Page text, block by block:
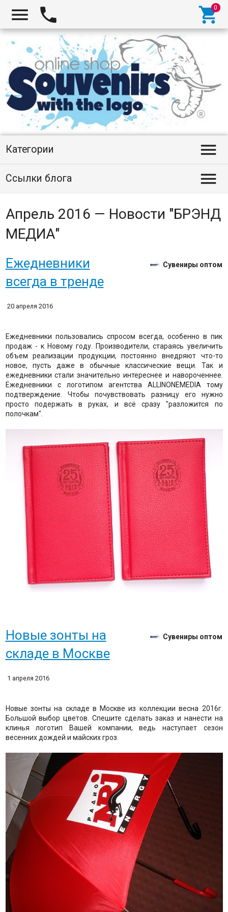
  
Категории 
Ссылки блога 
Апрель 2016 — Новости "БРЭНД
МЕДИА"
Ежедневники
всегда в тренде
Сувениры оптом
20 апреля 2016
Ежедневники пользовались спросом всегда, особенно в пик
продаж - к Новому году. Производители, стараясь увеличить
объем реализации продукции, постоянно внедряют что-то
новое, пусть даже в обычные классические вещи. Так и
ежедневники стали значительно интереснее и навороченнее.
Ежедневники с логотипом агентства ALLINONEMEDIA тому
подтверждение. Чтобы почувствовать разницу его нужно
просто подержать в руках, и всё сразу "разложится по
полочкам".
Новые зонты на
складе в Москве
Сувениры оптом
1 апреля 2016
Новые зонты на складе в Москве из коллекции весна 2016г.
Большой выбор цветов. Спешите сделать заказ и нанести на
клинья логотип Вашей компании, ведь наступает сезон
весенних дождей и майских гроз.